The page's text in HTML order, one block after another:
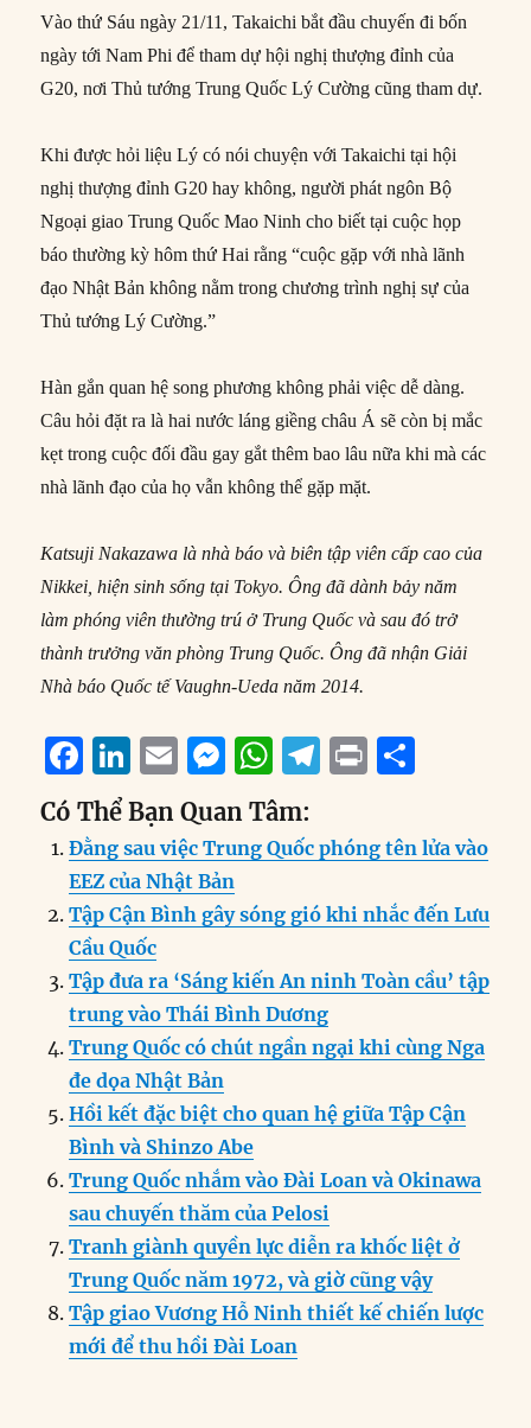
Vào thứ Sáu ngày 21/11, Takaichi bắt đầu chuyến đi bốn
ngày tới Nam Phi để tham dự hội nghị thượng đỉnh của
G20, nơi Thủ tướng Trung Quốc Lý Cường cũng tham dự.
Khi được hỏi liệu Lý có nói chuyện với Takaichi tại hội
nghị thượng đỉnh G20 hay không, người phát ngôn Bộ
Ngoại giao Trung Quốc Mao Ninh cho biết tại cuộc họp
báo thường kỳ hôm thứ Hai rằng “cuộc gặp với nhà lãnh
đạo Nhật Bản không nằm trong chương trình nghị sự của
Thủ tướng Lý Cường.”
Hàn gắn quan hệ song phương không phải việc dễ dàng.
Câu hỏi đặt ra là hai nước láng giềng châu Á sẽ còn bị mắc
kẹt trong cuộc đối đầu gay gắt thêm bao lâu nữa khi mà các
nhà lãnh đạo của họ vẫn không thể gặp mặt.
Katsuji Nakazawa là nhà báo và biên tập viên cấp cao của
Nikkei, hiện sinh sống tại Tokyo. Ông đã dành bảy năm
làm phóng viên thường trú ở Trung Quốc và sau đó trở
thành trưởng văn phòng Trung Quốc. Ông đã nhận Giải
Nhà báo Quốc tế Vaughn-Ueda năm 2014.
F
a
c
e
b
o
o
k
Li
n
k
e
d
I
n
E
m
ai
l
M
ss
e
n
er
W
h
at
s
A
p
T
e
g
r
m
P
n
t
a
re
Có Thể Bạn Quan Tâm:
Đằng sau việc Trung Quốc phóng tên lửa vào
EEZ của Nhật Bản
Tập Cận Bình gây sóng gió khi nhắc đến Lưu
Cầu Quốc
Tập đưa ra ‘Sáng kiến An ninh Toàn cầu’ tập
trung vào Thái Bình Dương
Trung Quốc có chút ngần ngại khi cùng Nga
đe dọa Nhật Bản
Hồi kết đặc biệt cho quan hệ giữa Tập Cận
Bình và Shinzo Abe
Trung Quốc nhắm vào Đài Loan và Okinawa
sau chuyến thăm của Pelosi
Tranh giành quyền lực diễn ra khốc liệt ở
Trung Quốc năm 1972, và giờ cũng vậy
Tập giao Vương Hỗ Ninh thiết kế chiến lược
mới để thu hồi Đài Loan